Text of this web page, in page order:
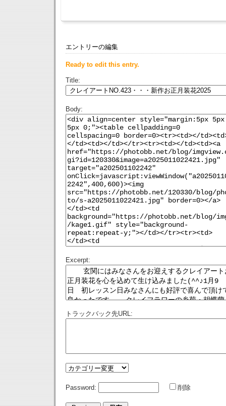
エントリーの編集
Ready to edit this entry.
Title:
Body:
Excerpt:
トラックバック先URL:
Password: 削除